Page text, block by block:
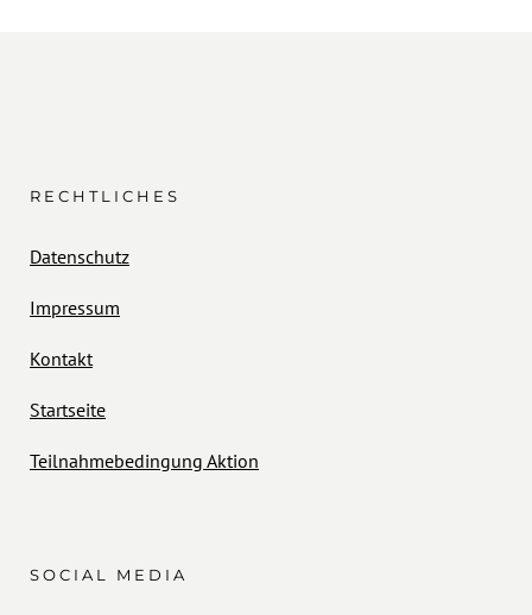
RECHTLICHES
Datenschutz
Impressum
Kontakt
Startseite
Teilnahmebedingung Aktion
SOCIAL MEDIA